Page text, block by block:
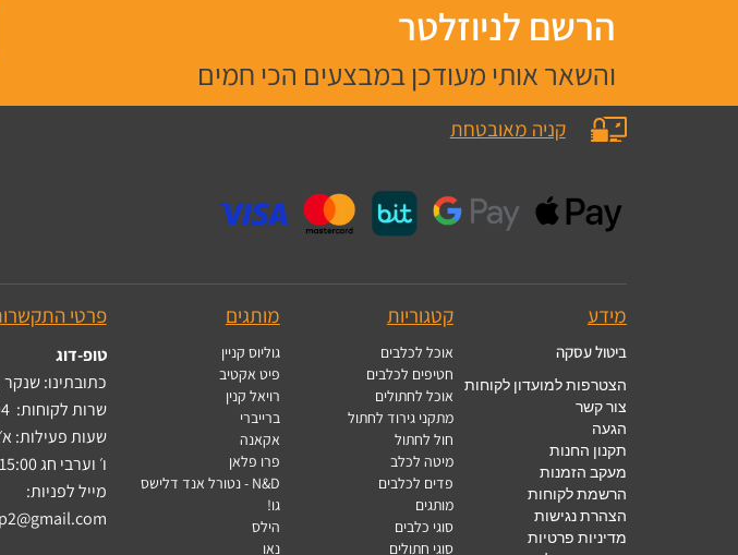
הרשם לניוזלטר
והשאר אותי מעודכן במבצעים הכי חמים
קניה מאובטחת
מידע
ביטול עסקה
הצטרפות למועדון לקוחות
צור קשר
הגעה
תקנון החנות
מעקב הזמנות
הרשמת לקוחות
הצהרת נגישות
מדיניות פרטיות
קטגוריות
אוכל לכלבים
חטיפים לכלבים
אוכל לחתולים
מתקני גירוד לחתול
חול לחתול
מיטה לכלב
פדים לכלבים
מותגים
סוגי כלבים
סוגי חתולים
מותגים
גוליוס קניין
פיט אקטיב
רויאל קנין
ברייברי
אקאנה
פרו פלאן
N&D - נטורל אנד דלישס
גו!
הילס
נאו
פרטי
טופ-דוג
כתובתינו: שנקר ,43
שרות לקוחות:
שעות פעילות: א׳-ה׳
ו׳ וערבי חג 09:00-15:00
מייל לפניות: